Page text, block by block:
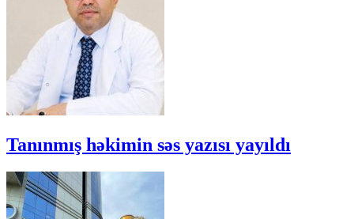
Tanınmış həkimin səs yazısı yayıldı